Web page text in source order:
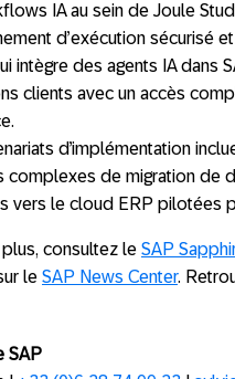
IA au sein de Joule
d’exécution sécurisé
intègre des agents IA dans
clients avec un accès
d’implémentation
complexes de migration de
vers le cloud ERP pilotées
consultez le SAP
le SAP News Center.
SAP